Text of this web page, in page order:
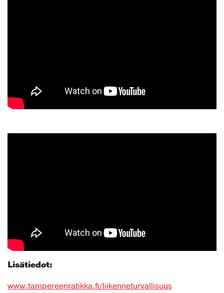
Lisätiedot:
www.tampereenratikka.fi/liikenneturvallisuus